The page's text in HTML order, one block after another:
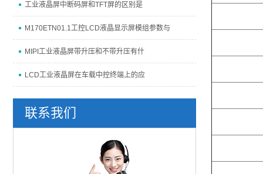
工业液晶屏中断码屏和TFT屏的区别是
M170ETN01.1工控LCD液晶显示屏模组参数与
MIPI工业液晶屏带升压和不带升压有什
LCD工业液晶屏在车载中控终端上的应
联系我们